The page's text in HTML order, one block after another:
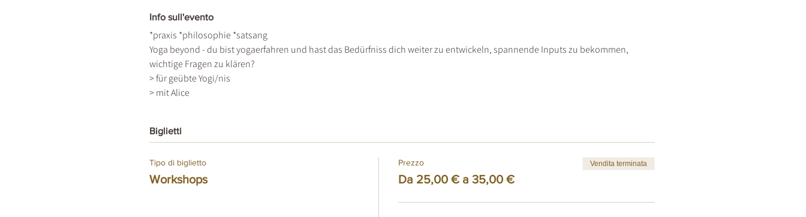
Info sull'evento
*praxis *philosophie *satsang
Yoga beyond - du bist yogaerfahren und hast das Bedürfniss dich weiter zu entwickeln, spannende Inputs zu bekommen,
wichtige Fragen zu klären?
> für geübte Yogi/nis
> mit Alice
Biglietti
Tipo di biglietto
Workshops
Prezzo
Da 25,00 € a 35,00 €
Vendita terminata